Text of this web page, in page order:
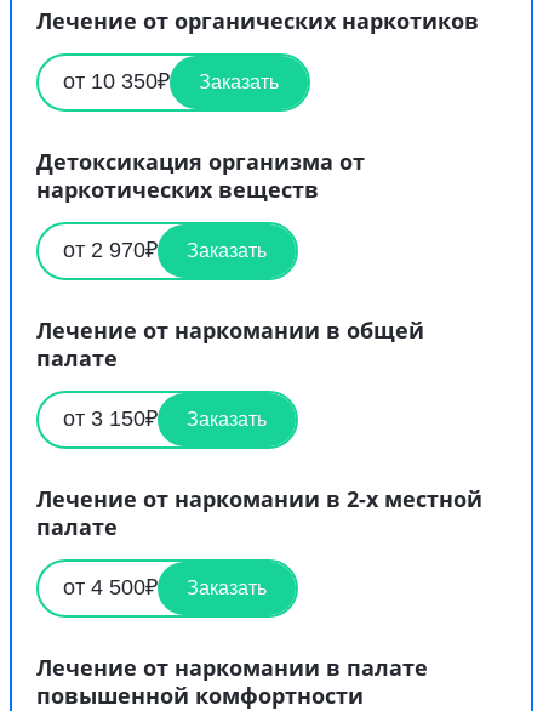
Лечение от органических наркотиков
от 10 350₽ Заказать
Детоксикация организма от
наркотических веществ
от 2 970₽ Заказать
Лечение от наркомании в общей
палате
от 3 150₽ Заказать
Лечение от наркомании в 2-х местной
палате
от 4 500₽ Заказать
Лечение от наркомании в палате
повышенной комфортности